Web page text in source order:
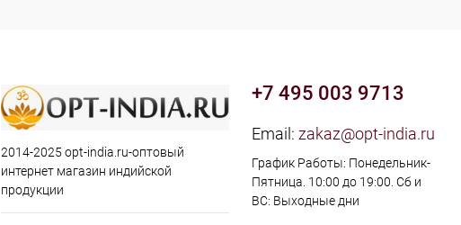
2014-2025 opt-india.ru-оптовый
интернет магазин индийской
продукции
+7 495 003 9713
Email: zakaz@opt-india.ru
График Работы: Понедельник-
Пятница. 10:00 до 19:00. Сб и
ВС: Выходные дни